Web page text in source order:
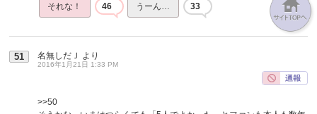
それな！ 46 うーん… 33
51 名無しだＪ より
2016年1月21日 1:33 PM
>>50